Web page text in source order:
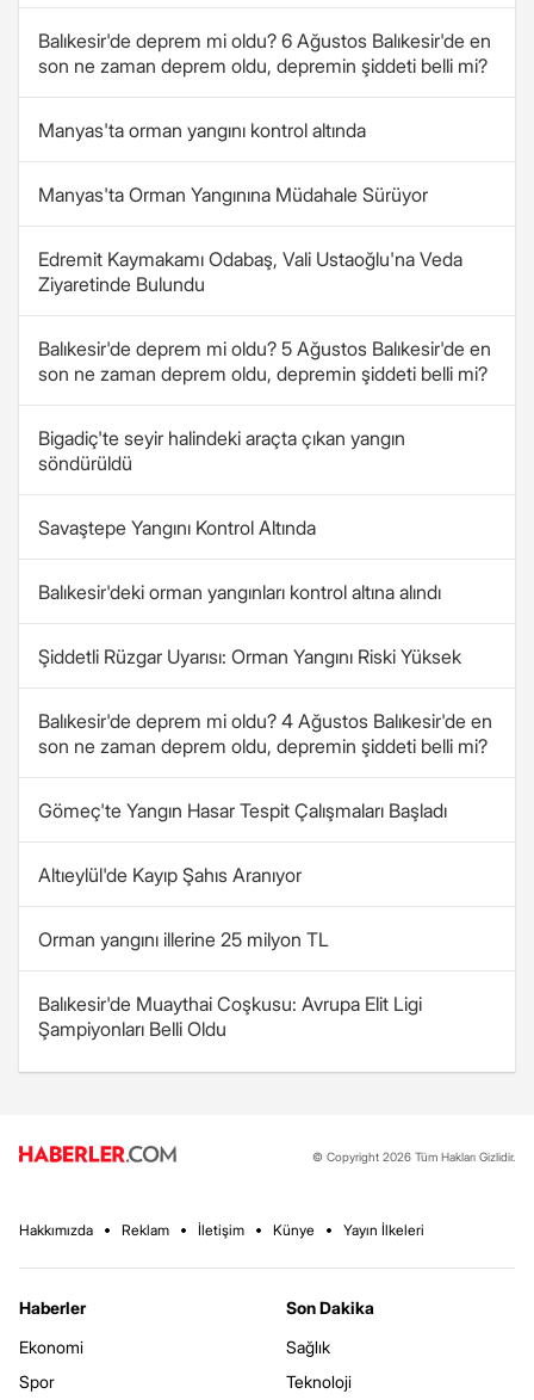
Balıkesir'de deprem mi oldu? 6 Ağustos Balıkesir'de en
son ne zaman deprem oldu, depremin şiddeti belli mi?
Manyas'ta orman yangını kontrol altında
Manyas'ta Orman Yangınına Müdahale Sürüyor
Edremit Kaymakamı Odabaş, Vali Ustaoğlu'na Veda
Ziyaretinde Bulundu
Balıkesir'de deprem mi oldu? 5 Ağustos Balıkesir'de en
son ne zaman deprem oldu, depremin şiddeti belli mi?
Bigadiç'te seyir halindeki araçta çıkan yangın
söndürüldü
Savaştepe Yangını Kontrol Altında
Balıkesir'deki orman yangınları kontrol altına alındı
Şiddetli Rüzgar Uyarısı: Orman Yangını Riski Yüksek
Balıkesir'de deprem mi oldu? 4 Ağustos Balıkesir'de en
son ne zaman deprem oldu, depremin şiddeti belli mi?
Gömeç'te Yangın Hasar Tespit Çalışmaları Başladı
Altıeylül'de Kayıp Şahıs Aranıyor
Orman yangını illerine 25 milyon TL
Balıkesir'de Muaythai Coşkusu: Avrupa Elit Ligi
Şampiyonları Belli Oldu
© Copyright 2026 Tüm Hakları Gizlidir.
Hakkımızda Reklam İletişim Künye Yayın İlkeleri
Haberler
Ekonomi
Spor
Son Dakika
Sağlık
Teknoloji